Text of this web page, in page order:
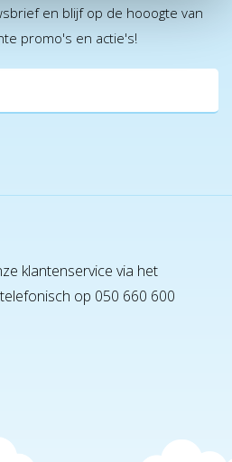
en blijf op de hooogte van
promo's en actie's!
klantenservice via het
op 050 660 600